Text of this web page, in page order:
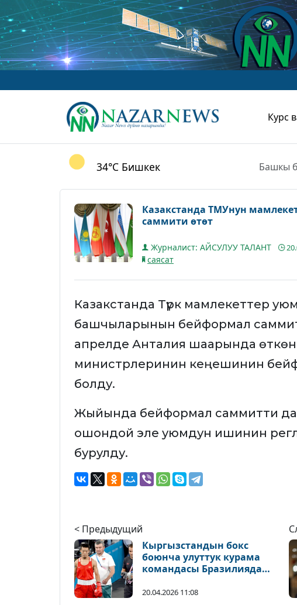
Курс
34°C Бишкек Башкы
Казакстанда ТМУнун
саммити өтөт
Журналист: АЙСУЛУУ ТАЛАНТ
саясат
Казакстанда Түрк мамлекеттер
башчыларынын бейформал
апрелде Анталия шаарында
министрлеринин кеңешинин
болду.
Жыйында бейформал саммитти
ошондой эле уюмдун ишинин
бурулду.
< Предыдущий
Кыргызстандын бокс
боюнча улуттук курама
командасы Бразилияда
кубогунда күч сынашат
20.04.2026 11:08